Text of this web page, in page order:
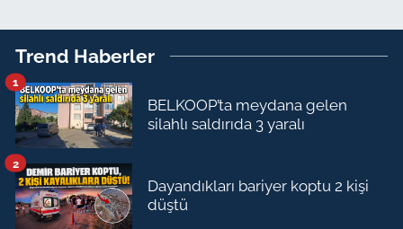
Trend Haberler
BELKOOP’ta meydana gelen
silahlı saldırıda 3 yaralı
1
Dayandıkları bariyer koptu 2 kişi
düştü
2